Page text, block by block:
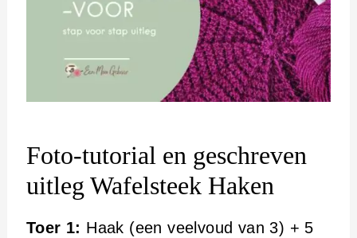
Foto-tutorial en geschreven
uitleg Wafelsteek Haken
Toer 1: Haak (een veelvoud van 3) + 5